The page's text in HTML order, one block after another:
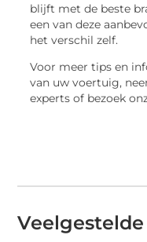
blijft met de beste
een van deze
het verschil zelf.
Voor meer tips en
van uw voertuig,
experts of bezoek